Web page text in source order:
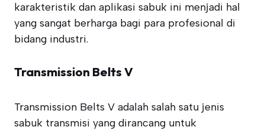
karakteristik dan aplikasi sabuk ini menjadi hal
yang sangat berharga bagi para profesional di
bidang industri.
Transmission Belts V
Transmission Belts V adalah salah satu jenis
sabuk transmisi yang dirancang untuk